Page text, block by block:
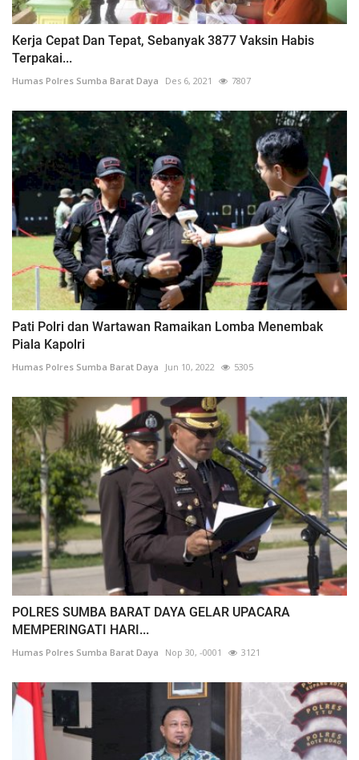
Kerja Cepat Dan Tepat, Sebanyak 3877 Vaksin Habis
Terpakai...
Humas Polres Sumba Barat Daya Des 6, 2021 7807
Pati Polri dan Wartawan Ramaikan Lomba Menembak
Piala Kapolri
Humas Polres Sumba Barat Daya Jun 10, 2022 5305
POLRES SUMBA BARAT DAYA GELAR UPACARA
MEMPERINGATI HARI...
Humas Polres Sumba Barat Daya Nop 30, -0001 3121